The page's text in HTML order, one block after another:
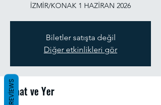
İZMİR/KONAK 1 HAZİRAN 2026
Biletler satışta değil
Diğer etkinlikleri gör
Saat ve Yer
REVIEWS